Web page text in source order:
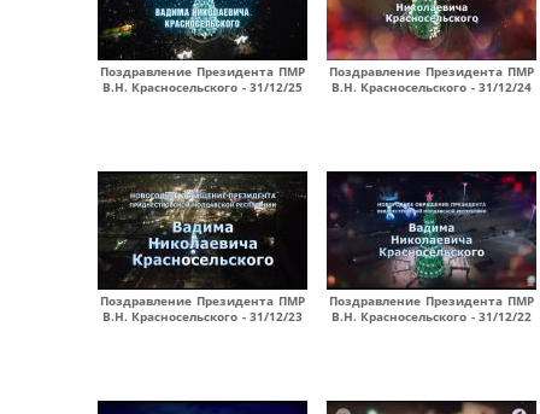
Поздравление Президента ПМР
В.Н. Красносельского - 31/12/25
Поздравление Президента ПМР
В.Н. Красносельского - 31/12/24
Поздравление Президента ПМР
В.Н. Красносельского - 31/12/23
Поздравление Президента ПМР
В.Н. Красносельского - 31/12/22